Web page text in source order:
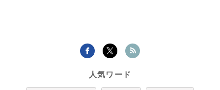
人気ワード